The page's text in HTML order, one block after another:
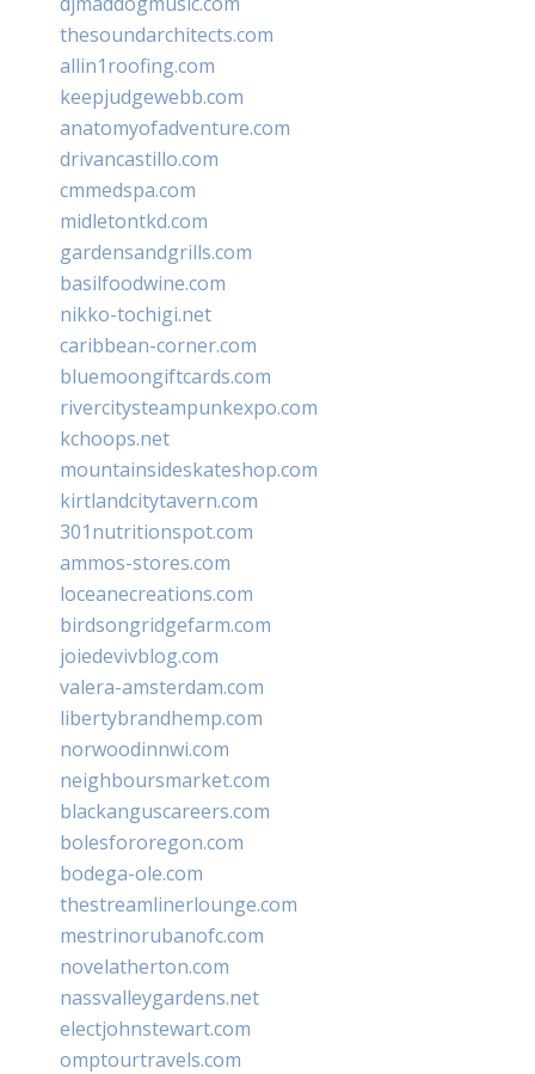
thesoundarchitects.com
allin1roofing.com
keepjudgewebb.com
anatomyofadventure.com
drivancastillo.com
cmmedspa.com
midletontkd.com
gardensandgrills.com
basilfoodwine.com
nikko-tochigi.net
caribbean-corner.com
bluemoongiftcards.com
rivercitysteampunkexpo.com
kchoops.net
mountainsideskateshop.com
kirtlandcitytavern.com
301nutritionspot.com
ammos-stores.com
loceanecreations.com
birdsongridgefarm.com
joiedevivblog.com
valera-amsterdam.com
libertybrandhemp.com
norwoodinnwi.com
neighboursmarket.com
blackanguscareers.com
bolesfororegon.com
bodega-ole.com
thestreamlinerlounge.com
mestrinorubanofc.com
novelatherton.com
nassvalleygardens.net
electjohnstewart.com
omptourtravels.com